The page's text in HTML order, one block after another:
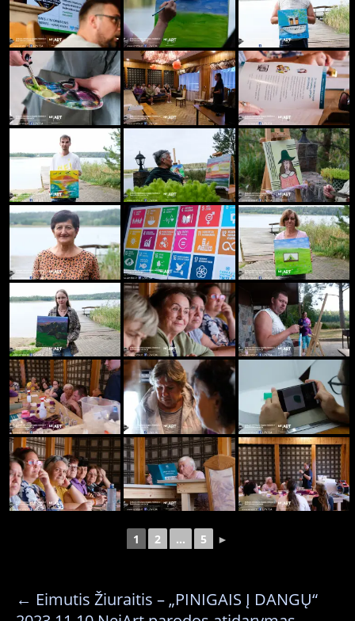
1 2 ... 5 ►
← Eimutis Žiuraitis – „PINIGAIS Į DANGŲ“